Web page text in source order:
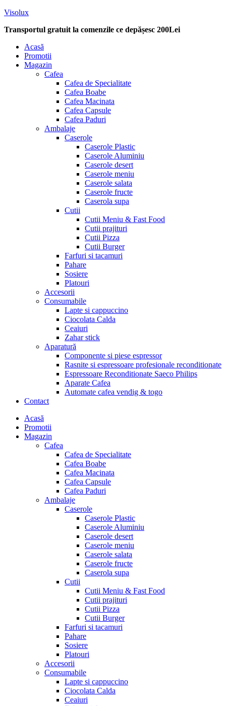
Visolux
Transportul gratuit la comenzile ce depășesc 200Lei
Menu
Acasă
Promotii
Magazin
Cafea
Cafea de Specialitate
Cafea Boabe
Cafea Macinata
Cafea Capsule
Cafea Paduri
Ambalaje
Caserole
Caserole Plastic
Caserole Aluminiu
Caserole desert
Caserole meniu
Caserole salata
Caserole fructe
Caserola supa
Cutii
Cutii Meniu & Fast Food
Cutii prajituri
Cutii Pizza
Cutii Burger
Farfuri si tacamuri
Pahare
Sosiere
Platouri
Accesorii
Consumabile
Lapte si cappuccino
Ciocolata Calda
Ceaiuri
Zahar stick
Aparatură
Componente si piese espressor
Rasnite si espressoare profesionale reconditionate
Espressoare Reconditionate Saeco Philips
Aparate Cafea
Automate cafea vendig & togo
Contact
Menu
Acasă
Promotii
Magazin
Cafea
Cafea de Specialitate
Cafea Boabe
Cafea Macinata
Cafea Capsule
Cafea Paduri
Ambalaje
Caserole
Caserole Plastic
Caserole Aluminiu
Caserole desert
Caserole meniu
Caserole salata
Caserole fructe
Caserola supa
Cutii
Cutii Meniu & Fast Food
Cutii prajituri
Cutii Pizza
Cutii Burger
Farfuri si tacamuri
Pahare
Sosiere
Platouri
Accesorii
Consumabile
Lapte si cappuccino
Ciocolata Calda
Ceaiuri